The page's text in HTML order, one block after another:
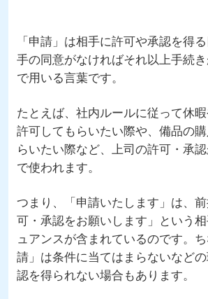
「申請」は相手に許可や承認を得
手の同意がなければそれ以上手続
で用いる言葉です。
たとえば、社内ルールに従って休
許可してもらいたい際や、備品の
らいたい際など、上司の許可・承
で使われます。
つまり、「申請いたします」は、
可・承認をお願いします」という
ュアンスが含まれているのです。
請」は条件に当てはまらないなど
認を得られない場合もあります。